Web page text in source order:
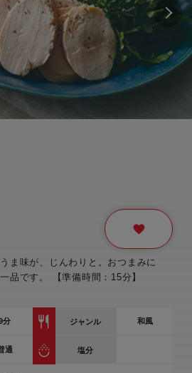
ま味が、じんわりと。おつまみに
品です。 【準備時間：15分】
分 ジャンル 和風
通 塩分